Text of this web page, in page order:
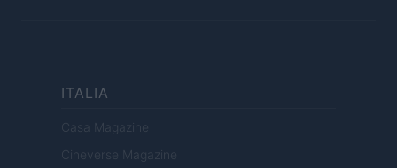
ITALIA
Casa Magazine
Cineverse Magazine